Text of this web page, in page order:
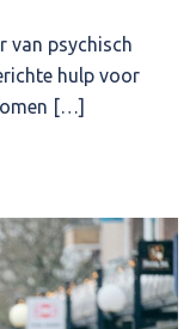
van psychisch
hulp voor
[…]